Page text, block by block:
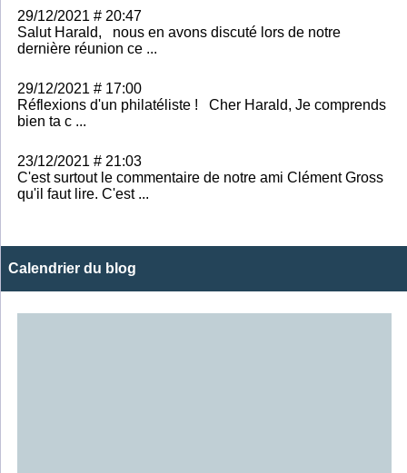
29/12/2021 # 20:47
Salut Harald, nous en avons discuté lors de notre
dernière réunion ce ...
29/12/2021 # 17:00
Réflexions d'un philatéliste ! Cher Harald, Je comprends
bien ta c ...
23/12/2021 # 21:03
C'est surtout le commentaire de notre ami Clément Gross
qu'il faut lire. C'est ...
Calendrier du blog